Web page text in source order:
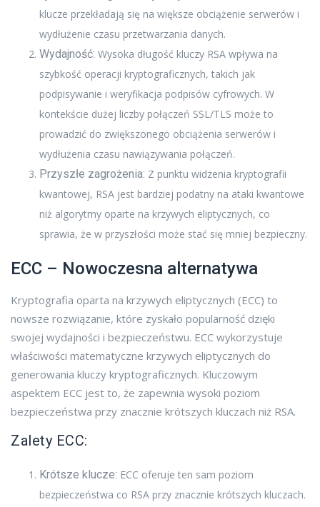
klucze przekładają się na większe obciążenie serwerów i
wydłużenie czasu przetwarzania danych.
Wydajność: Wysoka długość kluczy RSA wpływa na
szybkość operacji kryptograficznych, takich jak
podpisywanie i weryfikacja podpisów cyfrowych. W
kontekście dużej liczby połączeń SSL/TLS może to
prowadzić do zwiększonego obciążenia serwerów i
wydłużenia czasu nawiązywania połączeń.
Przyszłe zagrożenia: Z punktu widzenia kryptografii
kwantowej, RSA jest bardziej podatny na ataki kwantowe
niż algorytmy oparte na krzywych eliptycznych, co
sprawia, że w przyszłości może stać się mniej bezpieczny.
ECC – Nowoczesna alternatywa
Kryptografia oparta na krzywych eliptycznych (ECC) to
nowsze rozwiązanie, które zyskało popularność dzięki
swojej wydajności i bezpieczeństwu. ECC wykorzystuje
właściwości matematyczne krzywych eliptycznych do
generowania kluczy kryptograficznych. Kluczowym
aspektem ECC jest to, że zapewnia wysoki poziom
bezpieczeństwa przy znacznie krótszych kluczach niż RSA.
Zalety ECC:
Krótsze klucze: ECC oferuje ten sam poziom
bezpieczeństwa co RSA przy znacznie krótszych kluczach.